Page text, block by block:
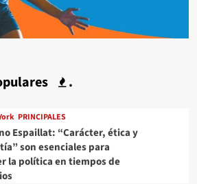
.
PRINCIPALES
Espaillat: “Carácter, ética y
son esenciales para
la política en tiempos de